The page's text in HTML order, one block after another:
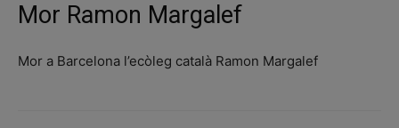
Mor Ramon Margalef
Mor a Barcelona l’ecòleg català Ramon Margalef